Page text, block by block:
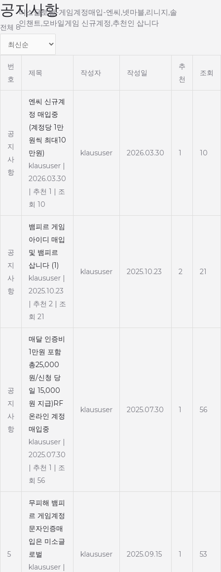
콘
텐
츠
건
미소글로벌-게임계정매입-엔씨,넷마블,리니지,솔
인챈트,모바일게임 신규계정,추천인 삽니다
공지사항
전체 8
번
호
제목 작성자 작성일
추
천
조회
공
지
사
항
엔씨 신규계
정 매입중
(계정당 1만
원씩 최대10
만원)
klaususer |
2026.03.30
| 추천 1 | 조
회 10
klaususer 2026.03.30 1 10
공
지
사
항
뱀피르 게임
아이디 매입
및 뱀피르
삽니다 (1)
klaususer |
2025.10.23
| 추천 2 | 조
회 21
klaususer 2025.10.23 2 21
공
지
사
항
매달 인증비
1만원 포함
총25,000
원/신청 당
일 15,000
원 지급)RF
온라인 계정
매입중
klaususer |
2025.07.30
| 추천 1 | 조
회 56
klaususer 2025.07.30 1 56
5
무피해 뱀피
르 게임계정
문자인증매
입은 미소글
로벌
klaususer |
klaususer 2025.09.15 1 53